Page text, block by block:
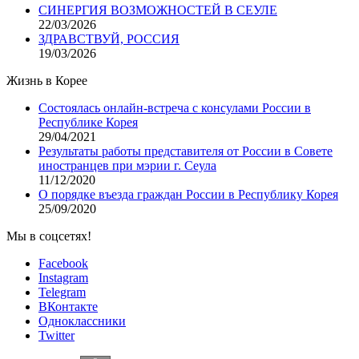
СИНЕРГИЯ ВОЗМОЖНОСТЕЙ В СЕУЛЕ
22/03/2026
ЗДРАВСТВУЙ, РОССИЯ
19/03/2026
Жизнь в Корее
Состоялась онлайн-встреча с консулами России в
Республике Корея
29/04/2021
Результаты работы представителя от России в Совете
иностранцев при мэрии г. Сеула
11/12/2020
О порядке въезда граждан России в Республику Корея
25/09/2020
Мы в соцсетях!
Facebook
Instagram
Telegram
ВКонтакте
Одноклассники
Twitter